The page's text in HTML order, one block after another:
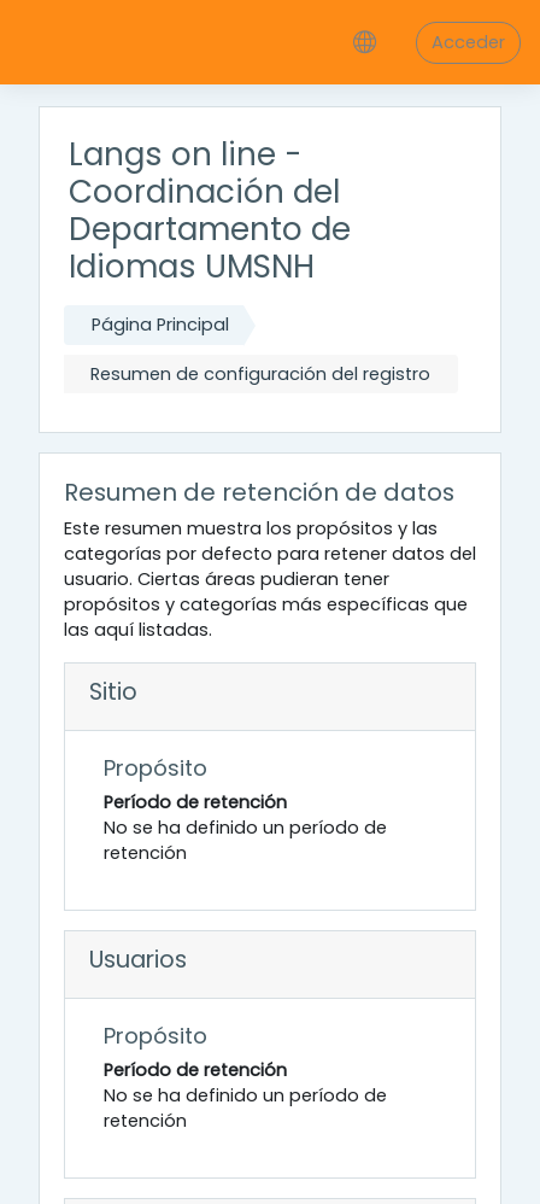
Acceder
Langs on line -
Coordinación del
Departamento de
Idiomas UMSNH
Página Principal
Resumen de configuración del registro
Resumen de retención de datos
Este resumen muestra los propósitos y las
categorías por defecto para retener datos del
usuario. Ciertas áreas pudieran tener
propósitos y categorías más específicas que
las aquí listadas.
Sitio
Propósito
Período de retención
No se ha definido un período de
retención
Usuarios
Propósito
Período de retención
No se ha definido un período de
retención